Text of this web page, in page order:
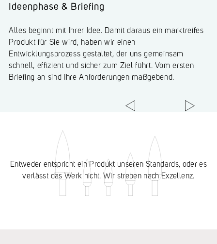
Ideenphase & Briefing
Alles beginnt mit Ihrer Idee. Damit daraus ein marktreifes
Produkt für Sie wird, haben wir einen
Entwicklungsprozess gestaltet, der uns gemeinsam
schnell, effizient und sicher zum Ziel führt. Vom ersten
Briefing an sind Ihre Anforderungen maßgebend.
Konzeptionsphase & Prüfung
Unsere Experten ermitteln und prüfen Lösungsansätze für
Ihre Produktentwicklung. Dabei nutzen wir die Erfahrung
aus über 2.500 Varianten und können uns so schneller
Ihrer Aufgabenstellung annähern.
Entweder entspricht ein Produkt unseren Standards, oder es
verlässt das Werk nicht. Wir streben nach Exzellenz.